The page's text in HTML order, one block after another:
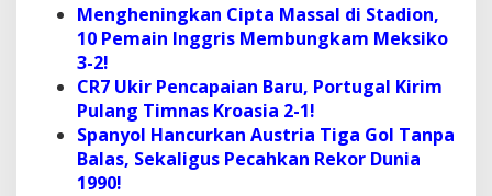
Mengheningkan Cipta Massal di Stadion,
10 Pemain Inggris Membungkam Meksiko
3-2!
CR7 Ukir Pencapaian Baru, Portugal Kirim
Pulang Timnas Kroasia 2-1!
Spanyol Hancurkan Austria Tiga Gol Tanpa
Balas, Sekaligus Pecahkan Rekor Dunia
1990!